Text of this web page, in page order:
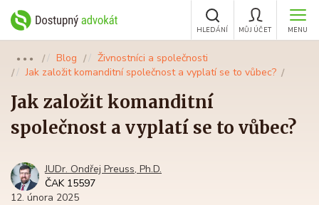
MENU
MŮJ ÚČET
HLEDÁNÍ
●●● Blog
Živnostníci a společnosti
Jak založit komanditní společnost a vyplatí se to vůbec?
Jak založit komanditní
společnost a vyplatí se to vůbec?
JUDr. Ondřej Preuss, Ph.D.
ČAK 15597
12. února 2025